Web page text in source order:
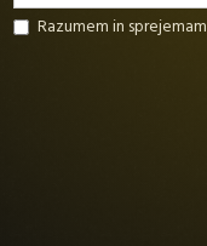
Razumem in sprejemam